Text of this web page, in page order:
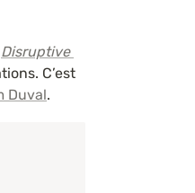
Disruptive
C’est
Duval.